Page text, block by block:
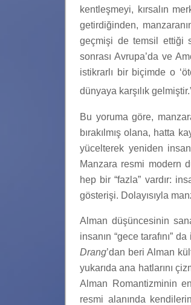
kentleşmeyi, kırsalın
getirdiğinden,
geçmişi de temsil ettiği
sonrası Avrupa’da ve
istikrarlı bir biçimde o
dünyaya karşılık
Bu yoruma göre,
bırakılmış olana, hatta
yücelterek yeniden
Manzara resmi modern
hep bir “fazla” vardır:
gösterişi. Dolayısıyla
Alman düşüncesinin
insanın “gece tarafını”
Drang’dan beri Alman
yukarıda ana hatlarını
Alman Romantizminin
resmi alanında